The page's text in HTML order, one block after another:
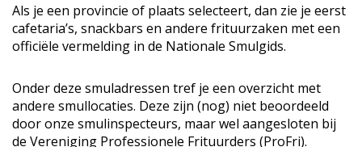
Als je een provincie of plaats selecteert, dan zie je eerst
cafetaria’s, snackbars en andere frituurzaken met een
officiële vermelding in de Nationale Smulgids.
Onder deze smuladressen tref je een overzicht met
andere smullocaties. Deze zijn (nog) niet beoordeeld
door onze smulinspecteurs, maar wel aangesloten bij
de Vereniging Professionele Frituurders (ProFri).